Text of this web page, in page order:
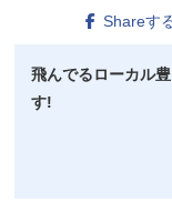
Shareす
飛んでるローカル
す!